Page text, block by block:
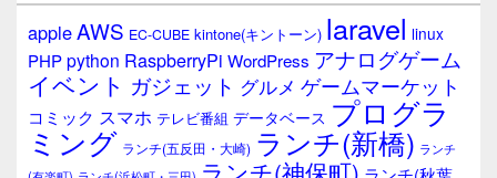
ウ
ィ
ジ
ェ
ア
appleAWS EC-CUBE kintone(キントーン) laravel linux
PHPpython RaspberryPi WordPress アナログゲーム
イベント ガジェット グルメ ゲームマーケット
コミック スマホ テレビ番組 データベース プログラ
ミング ランチ(五反田・大崎) ランチ(新橋) ランチ